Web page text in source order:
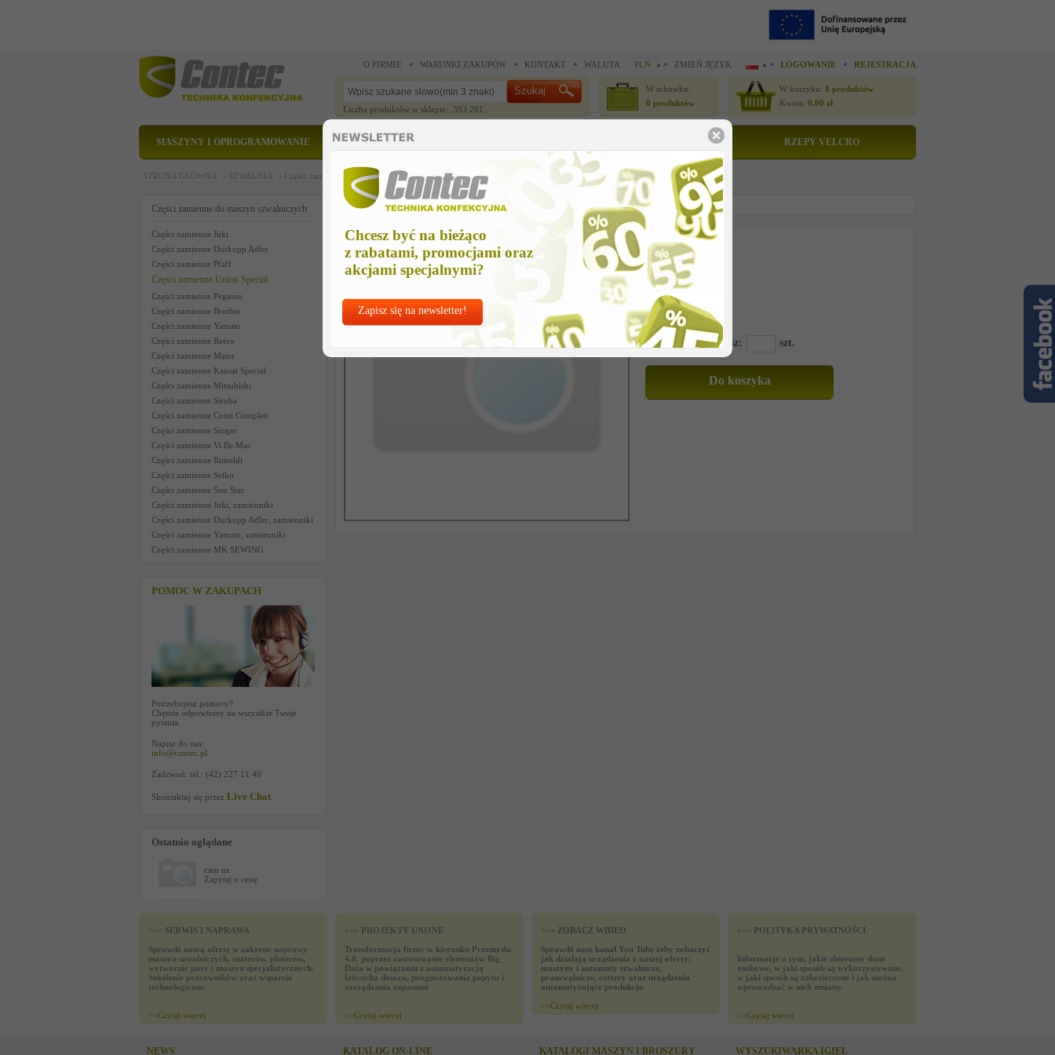
Chcesz być na bieżąco
z rabatami, promocjami oraz
akcjami specjalnymi?
Zapisz się na newsletter!
O FIRMIE WARUNKI ZAKUPÓW KONTAKT WALUTA PLN ZMIEŃ JĘZYK LOGOWANIE REJESTRACJA
Liczba produktów w sklepie: 393 201
W schowku:
0 produktów
W koszyku: 0 produktów
Kwota: 0,00 zł
MASZYNY I OPROGRAMOWANIE CZĘŚCI ZAMIENNE RZEPY VELCRO
STRONA GŁÓWNA > SZWALNIA > Części zamienne do maszyn szwalniczych >Części zamienne Union Special > cam us
Części zamienne do maszyn szwalniczych
Części zamienne Juki
Części zamienne Durkopp Adler
Części zamienne Pfaff
Części zamienne Union Special
Części zamienne Pegasus
Części zamienne Brother
Części zamienne Yamato
Części zamienne Reece
Części zamienne Maier
Części zamienne Kansai Special
Części zamienne Mitsubishi
Części zamienne Siruba
Części zamienne Conti Complett
Części zamienne Singer
Części zamienne Vi.Be.Mac
Części zamienne Rimoldi
Części zamienne Seiko
Części zamienne Sun Star
Części zamienne Juki, zamienniki
Części zamienne Durkopp Adler, zamienniki
Części zamienne Yamato, zamienniki
Części zamienne MK SEWING
POMOC W ZAKUPACH
Potrzebujesz pomocy?
Chętnie odpowiemy na wszystkie Twoje
pytania.
Napisz do nas:
info@contec.pl
Zadzwoń: tel.: (42) 227 11 40
Skontaktuj się przez Live Chat
Ostatnio oglądane
cam us
Zapytaj o cenę
cam us
Cena netto
Zapytaj o cenę
Nr kat:U-34-115
Ile sztuk zamawiasz: szt.
>>> SERWIS I NAPRAWA
Sprawdź naszą ofertę w zakresie naprawy
maszyn szwalniczych, cutterów, ploterów,
wytwornic pary i maszyn specjalistycznych.
Szkolenie pracowników oraz wsparcie
technologiczne.
>>Czytaj wiecej
>>> PROJEKTY UNIJNE
Transformacja firmy w kierunku Przemysłu
4.0. poprzez zastosowanie elementów Big
Data w powiązaniu z automatyzacją
łańcucha dostaw, prognozowania popytu i
zarządzania zapasami
>>Czytaj wiecej
>>> ZOBACZ WIDEO
Sprawdź nasz kanał You Tube żeby zobaczyć
jak działają urządzenia z naszej oferty:
maszyny i automaty szwalnicze,
prasowalnicze, cuttery oraz urządzenia
automatyzujące produkcje.
>>Czytaj wiecej
>>> POLITYKA PRYWATNOŚCI
Informacje o tym, jakie zbieramy dane
osobowe, w jaki sposób są wykorzystywane,
w jaki sposób są zabezieczone i jak można
wprowadzać w nich zmiany.
>>Czytaj wiecej
NEWS KATALOG ON-LINE KATALOGI MASZYN I BROSZURY WYSZUKIWARKA IGIEŁ